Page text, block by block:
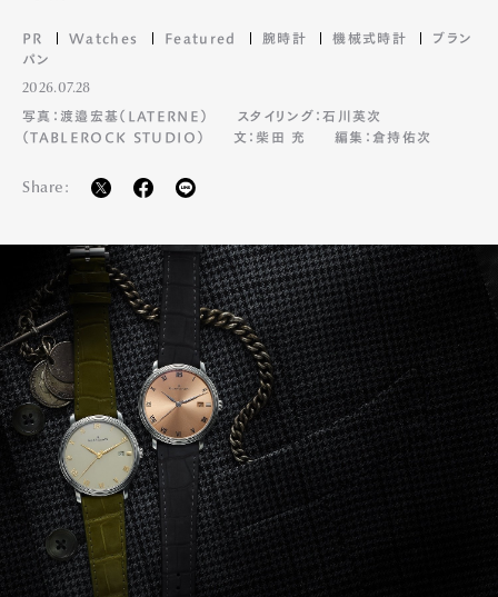
PR Watches Featured 腕時計 機械式時計
ブラン
パン
2026.07.28
写真：渡邉宏基（LATERNE）
スタイリング：石川英次
（TABLEROCK STUDIO）
文：柴田 充 編集：倉持佑次
Share: